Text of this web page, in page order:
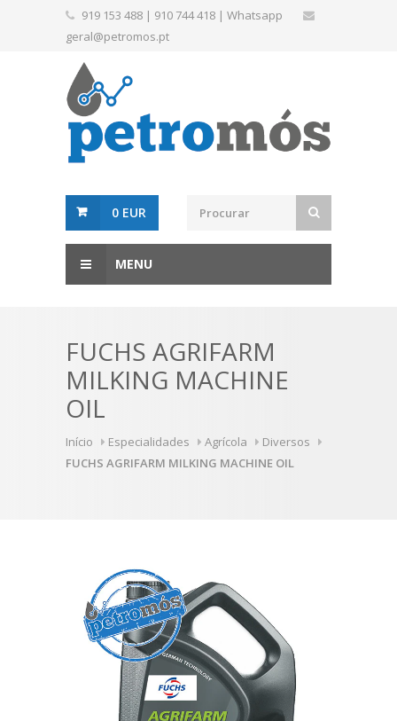
919 153 488 | 910 744 418 | Whatsapp
geral@petromos.pt
0 EUR
MENU
FUCHS AGRIFARM
MILKING MACHINE
OIL
Início Especialidades Agrícola
Diversos
FUCHS AGRIFARM MILKING MACHINE OIL